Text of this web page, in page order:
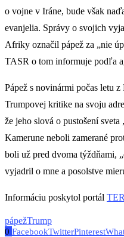
o vojne v Iráne, bude však
evanjelia. Správy o svojich
Afriky označil pápež za „nie
TASR o tom informuje podľa
Pápež s novinármi počas letu
Trumpovej kritike na svoju
že jeho slová o pustošení
Kamerune neboli zamerané
boli už pred dvoma týždňami,
vyjadril o mne a posolstve
Informáciu poskytol portál
pápežTrump
0 FacebookTwitterPinterest